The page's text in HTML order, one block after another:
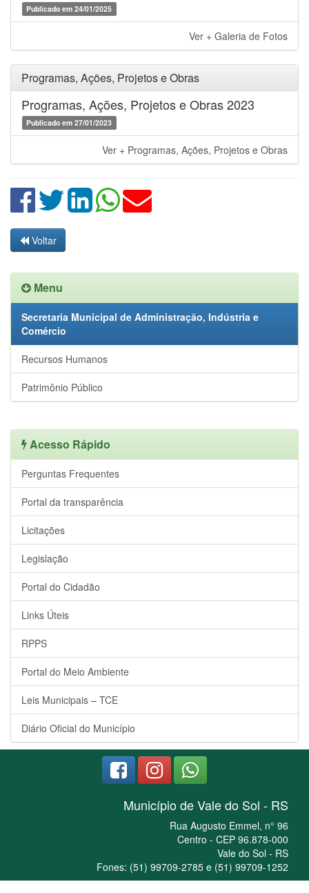
Publicado em 24/01/2025
Ver + Galeria de Fotos
Programas, Ações, Projetos e Obras
Programas, Ações, Projetos e Obras 2023
Publicado em 27/01/2023
Ver + Programas, Ações, Projetos e Obras
Voltar
Menu
Secretaria Municipal de Administração, Indústria e
Comércio
Recursos Humanos
Patrimônio Público
Acesso Rápido
Perguntas Frequentes
Portal da transparência
Licitações
Legislação
Portal do Cidadão
Links Úteis
RPPS
Portal do Meio Ambiente
Leis Municipais – TCE
Diário Oficial do Município
Município de Vale do Sol - RS
Rua Augusto Emmel, n° 96
Centro - CEP 96.878-000
Vale do Sol - RS
Fones: (51) 99709-2785 e (51) 99709-1252